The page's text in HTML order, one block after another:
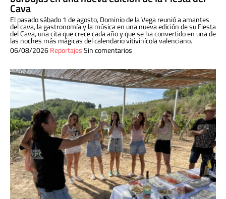
Cava
El pasado sábado 1 de agosto, Dominio de la Vega reunió a amantes
del cava, la gastronomía y la música en una nueva edición de su Fiesta
del Cava, una cita que crece cada año y que se ha convertido en una de
las noches más mágicas del calendario vitivinícola valenciano.
06/08/2026ReportajesSin comentarios